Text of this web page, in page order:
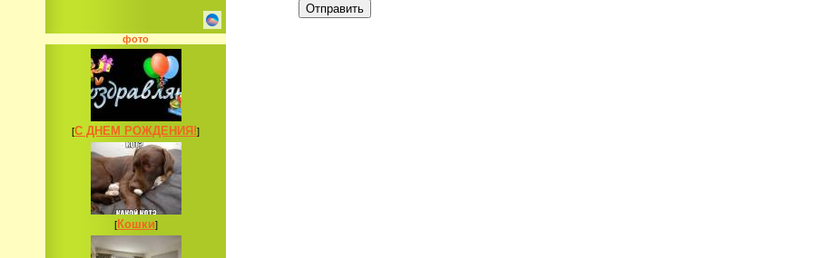
фото
[С ДНЕМ РОЖДЕНИЯ!]
[Кошки]
Отправить